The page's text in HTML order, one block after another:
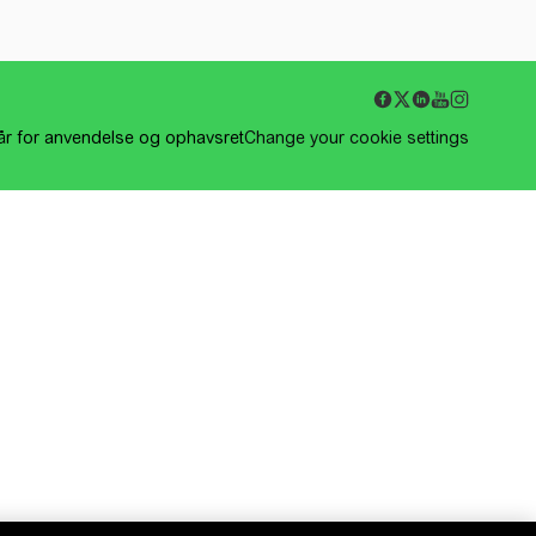
for anvendelse og ophavsretChange your cookie settings